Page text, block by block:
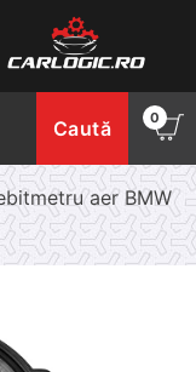
Caută 0
aer BMW